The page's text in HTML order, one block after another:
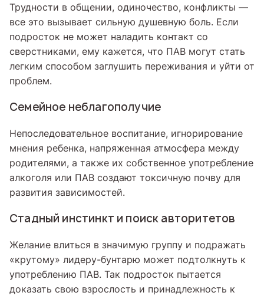
Трудности в общении, одиночество, конфликты —
все это вызывает сильную душевную боль. Если
подросток не может наладить контакт со
сверстниками, ему кажется, что ПАВ могут стать
легким способом заглушить переживания и уйти от
проблем.
Семейное неблагополучие
Непоследовательное воспитание, игнорирование
мнения ребенка, напряженная атмосфера между
родителями, а также их собственное употребление
алкоголя или ПАВ создают токсичную почву для
развития зависимостей.
Стадный инстинкт и поиск авторитетов
Желание влиться в значимую группу и подражать
«крутому» лидеру-бунтарю может подтолкнуть к
употреблению ПАВ. Так подросток пытается
доказать свою взрослость и принадлежность к